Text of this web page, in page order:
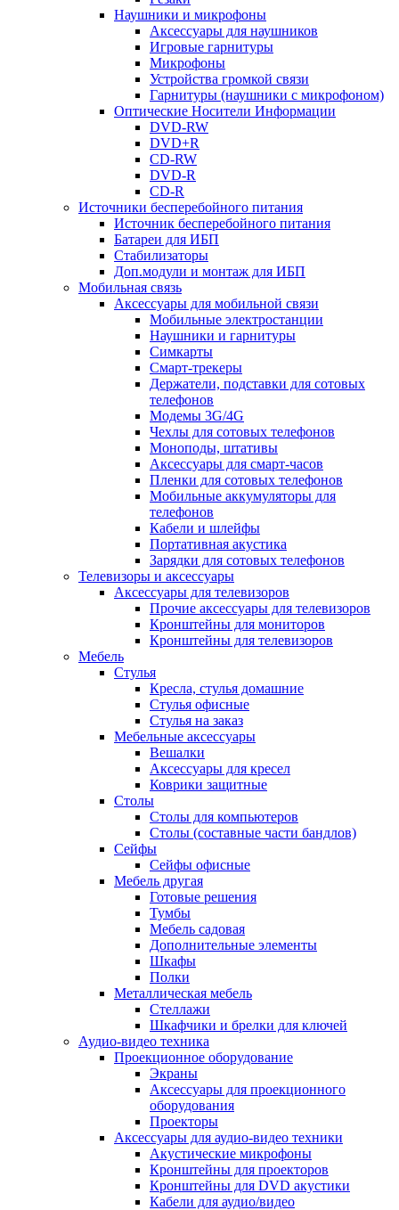
Наушники и микрофоны
Аксессуары для наушников
Игровые гарнитуры
Микрофоны
Устройства громкой связи
Гарнитуры (наушники с микрофоном)
Оптические Носители Информации
DVD-RW
DVD+R
CD-RW
DVD-R
CD-R
Источники бесперебойного питания
Источник бесперебойного питания
Батареи для ИБП
Стабилизаторы
Доп.модули и монтаж для ИБП
Мобильная связь
Аксессуары для мобильной связи
Мобильные электростанции
Наушники и гарнитуры
Симкарты
Смарт-трекеры
Держатели, подставки для сотовых
телефонов
Модемы 3G/4G
Чехлы для сотовых телефонов
Моноподы, штативы
Аксессуары для смарт-часов
Пленки для сотовых телефонов
Мобильные аккумуляторы для
телефонов
Кабели и шлейфы
Портативная акустика
Зарядки для сотовых телефонов
Телевизоры и аксессуары
Аксессуары для телевизоров
Прочие аксессуары для телевизоров
Кронштейны для мониторов
Кронштейны для телевизоров
Мебель
Стулья
Кресла, стулья домашние
Стулья офисные
Стулья на заказ
Мебельные аксессуары
Вешалки
Аксессуары для кресел
Коврики защитные
Столы
Столы для компьютеров
Столы (составные части бандлов)
Сейфы
Сейфы офисные
Мебель другая
Готовые решения
Тумбы
Мебель садовая
Дополнительные элементы
Шкафы
Полки
Металлическая мебель
Стеллажи
Шкафчики и брелки для ключей
Аудио-видео техника
Проекционное оборудование
Экраны
Аксессуары для проекционного
оборудования
Проекторы
Аксессуары для аудио-видео техники
Акустические микрофоны
Кронштейны для проекторов
Кронштейны для DVD акустики
Кабели для аудио/видео